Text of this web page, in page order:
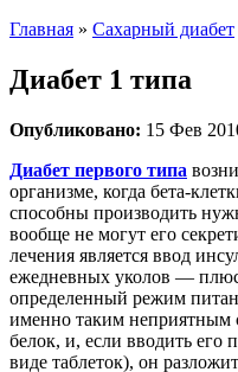
Главная » Сахарный диабет
Диабет 1 типа
Опубликовано: 15 Фев
Диабет первого типа
организме, когда бета-
способны производить
вообще не могут его
лечения является ввод
ежедневных уколов —
определенный режим
именно таким неприятным
белок, и, если вводить его
виде таблеток), он